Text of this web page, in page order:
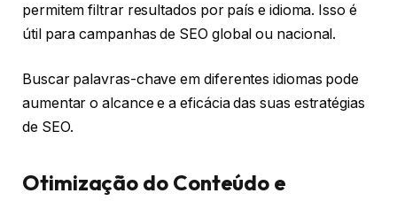
permitem filtrar resultados por país e idioma. Isso é
útil para campanhas de SEO global ou nacional.
Buscar palavras-chave em diferentes idiomas pode
aumentar o alcance e a eficácia das suas estratégias
de SEO.
Otimização do Conteúdo e